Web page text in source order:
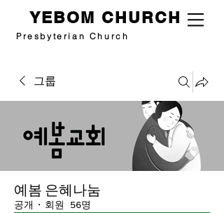
Presbyterian Church
YEBOM CHURCH
그룹
예봄 은혜나눔
공개 · 회원 56명